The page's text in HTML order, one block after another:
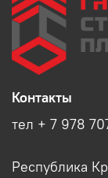
Контакты
тел + 7 978
Республика